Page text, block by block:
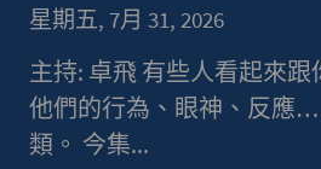
星期五, 7月 31, 2026
主持: 卓飛 有些人看起來
他們的行為、眼神、反應
類。 今集...